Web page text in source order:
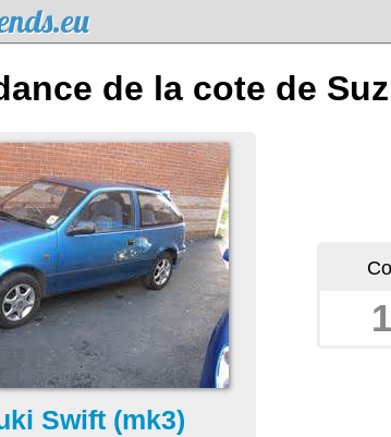
de la cote de
Swift (mk3)